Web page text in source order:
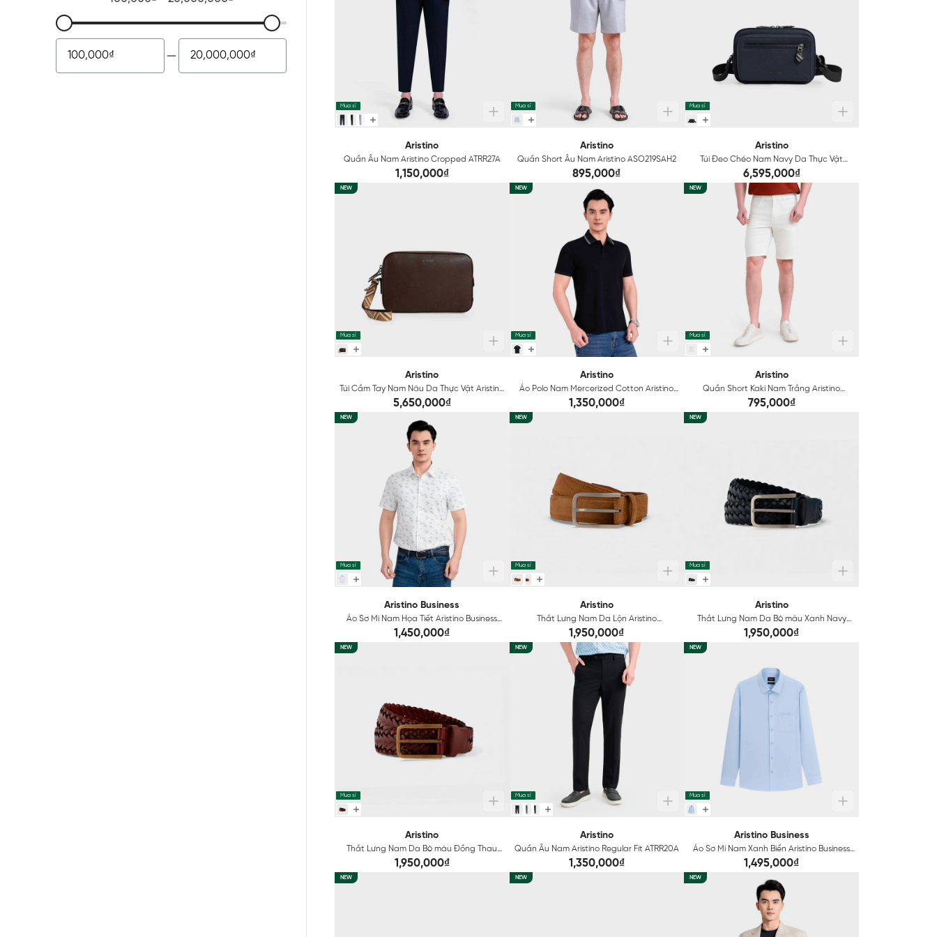
Mua sỉ
Aristino
Quần Âu Nam Aristino Cropped ATRR27A
1,150,000₫
Mua sỉ
Aristino
Quần Short Âu Nam Aristino ASO219SAH2
895,000₫
Mua sỉ
Aristino
Túi Đeo Chéo Nam Navy Da Thực Vật
Aristino ACB030S0H4
6,595,000₫
NEW
Mua sỉ
Aristino
Túi Cầm Tay Nam Nâu Da Thực Vật Aristino
ACL031S0H4
5,650,000₫
NEW
Mua sỉ
Aristino
Áo Polo Nam Mercerized Cotton Aristino
APS212SAH2
1,350,000₫
NEW
Mua sỉ
Aristino
Quần Short Kaki Nam Trắng Aristino
ASO214SAH2
795,000₫
NEW
Mua sỉ
Aristino Business
Áo Sơ Mi Nam Họa Tiết Aristino Business
1SS012SAH2
1,450,000₫
NEW
Mua sỉ
Aristino
Thắt Lưng Nam Da Lộn Aristino
ABL0070S4
1,950,000₫
NEW
Mua sỉ
Aristino
Thắt Lưng Nam Da Bò màu Xanh Navy
Aristino ABL0060S4
1,950,000₫
NEW
Mua sỉ
Aristino
Thắt Lưng Nam Da Bò màu Đồng Thau
Aristino ABL0050S4
1,950,000₫
NEW
Mua sỉ
Aristino
Quần Âu Nam Aristino Regular Fit ATRR20A
1,350,000₫
NEW
Mua sỉ
Aristino Business
Áo Sơ Mi Nam Xanh Biển Aristino Business
1LSR24S
1,495,000₫
NEW NEW NEW